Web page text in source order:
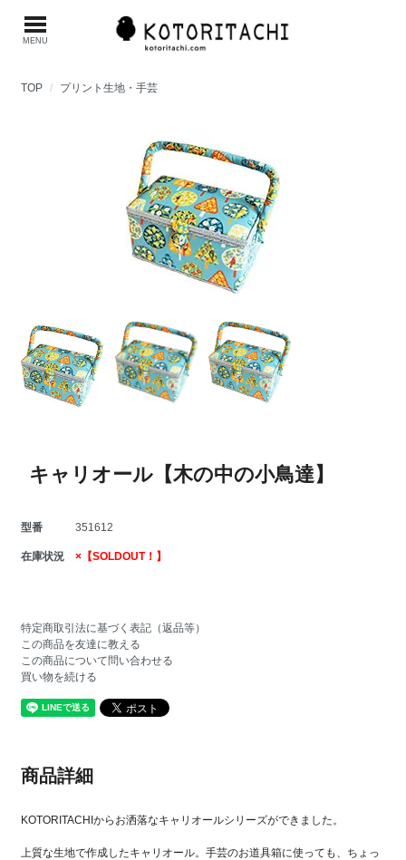
MENU
TOP プリント生地・手芸
キャリオール【木の中の小鳥達】
型番 351612
在庫状況 ×【SOLDOUT！】
特定商取引法に基づく表記（返品等）
この商品を友達に教える
この商品について問い合わせる
買い物を続ける
商品詳細
KOTORITACHIからお洒落なキャリオールシリーズができました。
上質な生地で作成したキャリオール。手芸のお道具箱に使っても、ちょっ